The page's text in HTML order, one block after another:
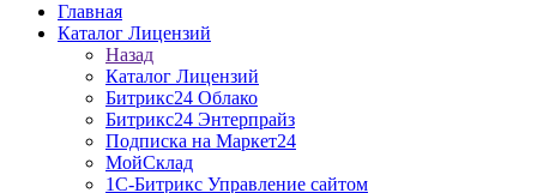
Главная
Каталог Лицензий
Назад
Каталог Лицензий
Битрикс24 Облако
Битрикс24 Энтерпрайз
Подписка на Маркет24
МойСклад
1С-Битрикс Управление сайтом